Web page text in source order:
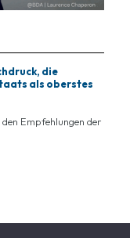
die
als oberstes
Empfehlungen der